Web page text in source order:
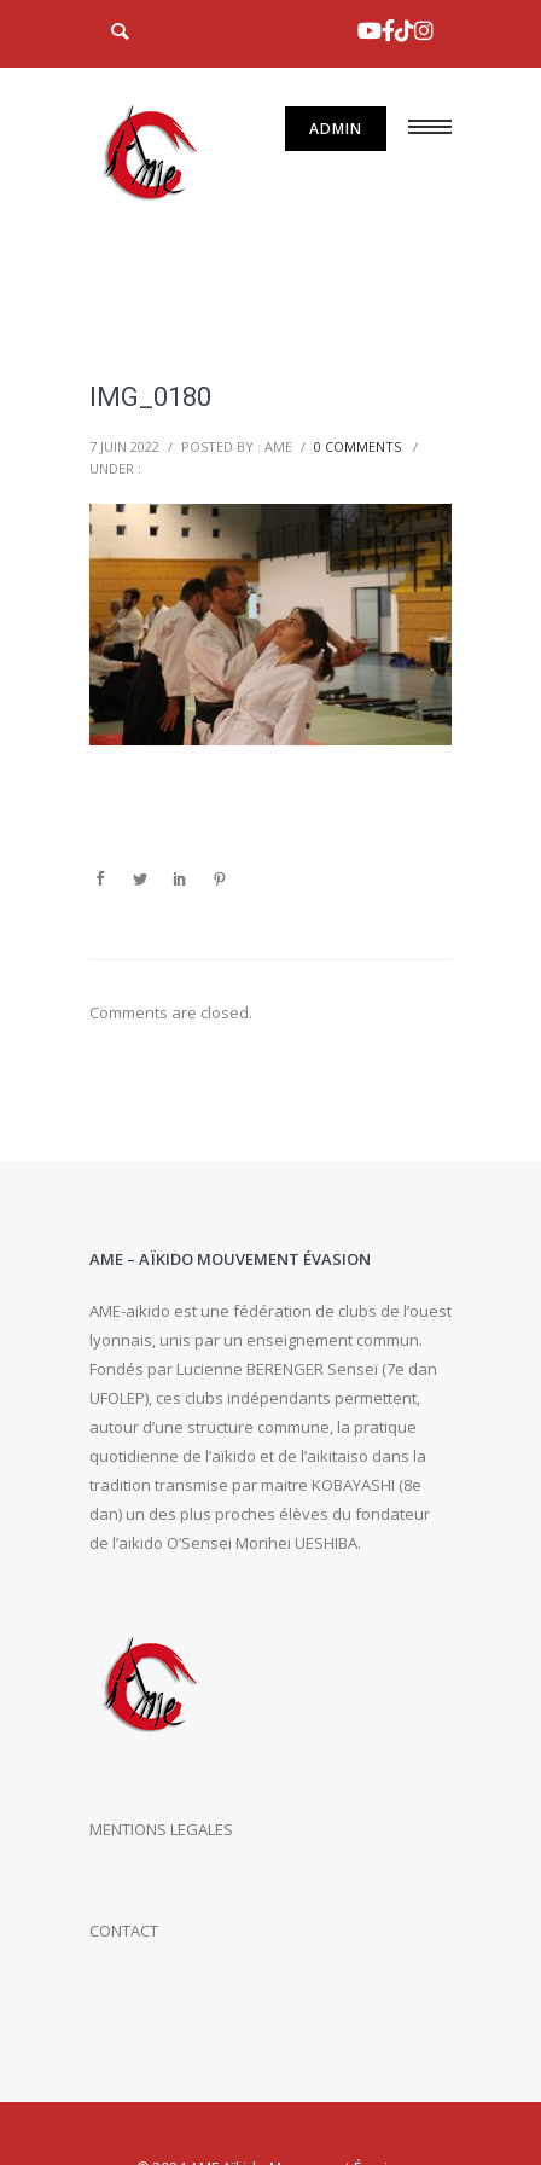
ADMIN
IMG_0180
7 JUIN 2022 / POSTED BY : AME / 0 COMMENTS
/
UNDER :
Comments are closed.
AME – AÏKIDO MOUVEMENT ÉVASION
AME-aikido est une fédération de clubs de l’ouest
lyonnais, unis par un enseignement commun.
Fondés par Lucienne BERENGER Senseï (7e dan
UFOLEP), ces clubs indépendants permettent,
autour d’une structure commune, la pratique
quotidienne de l’aïkido et de l’aikitaiso dans la
tradition transmise par maitre KOBAYASHI (8e
dan) un des plus proches élèves du fondateur
de l’aikido O’Sensei Morihei UESHIBA.
MENTIONS LEGALES
CONTACT